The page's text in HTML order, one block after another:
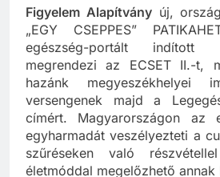
Az Erős Antónia által
Figyelem Alapítvány
új,
„EGY CSEPPES”
egészség-portált indított
megrendezi az ECSET II.-t,
hazánk megyeszékhelyei
versengenek majd a
címért. Magyarországon az
egyharmadát veszélyezteti a
szűréseken való